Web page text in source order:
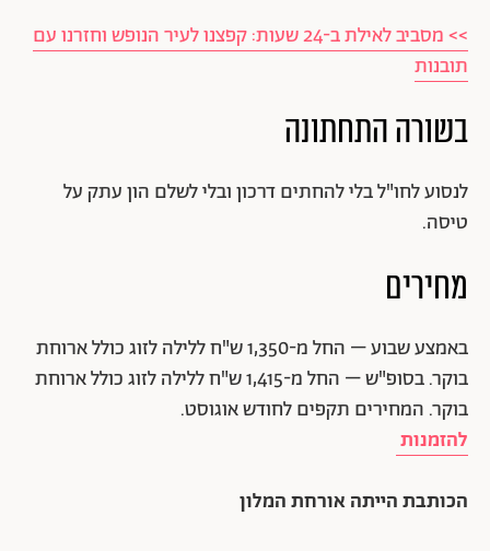
>> מסביב לאילת ב-24 שעות: קפצנו לעיר הנופש וחזרנו עם
תובנות
בשורה התחתונה
לנסוע לחו"ל בלי להחתים דרכון ובלי לשלם הון עתק על
טיסה.
מחירים
באמצע שבוע – החל מ-1,350 ש"ח ללילה לזוג כולל ארוחת
בוקר. בסופ"ש – החל מ-1,415 ש"ח ללילה לזוג כולל ארוחת
בוקר. המחירים תקפים לחודש אוגוסט.
להזמנות
הכותבת הייתה אורחת המלון